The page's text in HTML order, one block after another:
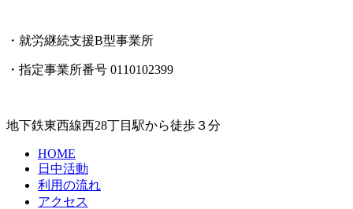
・就労継続支援B型事業所
・指定事業所番号 0110102399
地下鉄東西線西28丁目駅から徒歩３分
HOME
日中活動
利用の流れ
アクセス